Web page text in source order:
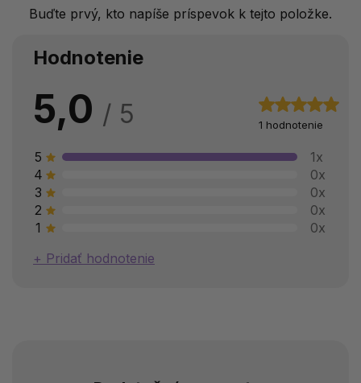
Buďte prvý, kto napíše príspevok k tejto položke.
Hodnotenie
5,0 1 hodnotenie
5
1x
4
0x
3
0x
2
0x
1
0x
Pridať hodnotenie